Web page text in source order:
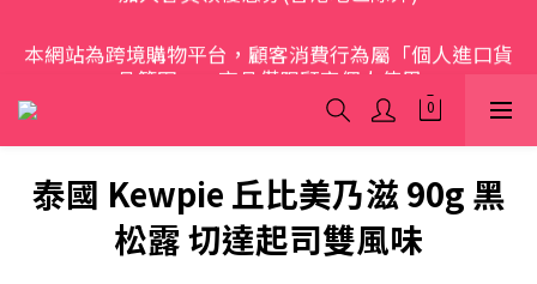
品範圍」，商品僅限顧客個人使用
歡迎光臨 S.A.W
泰國 Kewpie 丘比美乃滋 90g 黑
松露 切達起司雙風味